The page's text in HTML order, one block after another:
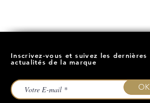
Inscrivez-vous et suivez les dernières
actualités de la marque
OK